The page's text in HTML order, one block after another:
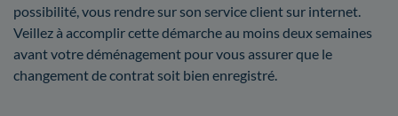
possibilité, vous rendre sur son service client sur internet.
Veillez à accomplir cette démarche au moins deux semaines
avant votre déménagement pour vous assurer que le
changement de contrat soit bien enregistré.